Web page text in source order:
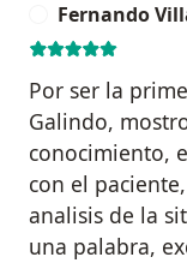
Fernando
Por ser la
Galindo,
conocimiento,
con el
analisis de la
una palabra,